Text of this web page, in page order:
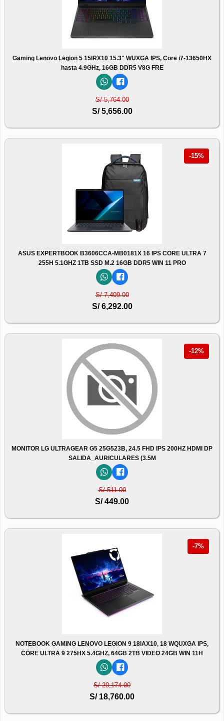
Gaming Lenovo Legion 5 15IRX10 15.3" WUXGA IPS, Core i7-13650HX
hasta 4.9GHz, 16GB DDR5 V8G FRE
S/ 5,764.00
S/ 5,656.00
-15%
ASUS EXPERTBOOK B3606CCA-MB0181X 16 IPS CORE ULTRA 7
255H 5.1GHZ 1TB SSD M.2 16GB DDR5 WIN 11 PRO
S/ 7,409.00
S/ 6,292.00
-12%
MONITOR LG ULTRAGEAR G5 25G523B, 24.5 FHD IPS 200HZ HDMI DP
SALIDA_AURICULARES (3.5M
S/ 511.00
S/ 449.00
-7%
NOTEBOOK GAMING LENOVO LEGION 9 18IAX10, 18 WQUXGA IPS,
CORE ULTRA 9 275HX 5.4GHZ, 64GB 2TB VIDEO 24GB WIN 11H
S/ 20,174.00
S/ 18,760.00